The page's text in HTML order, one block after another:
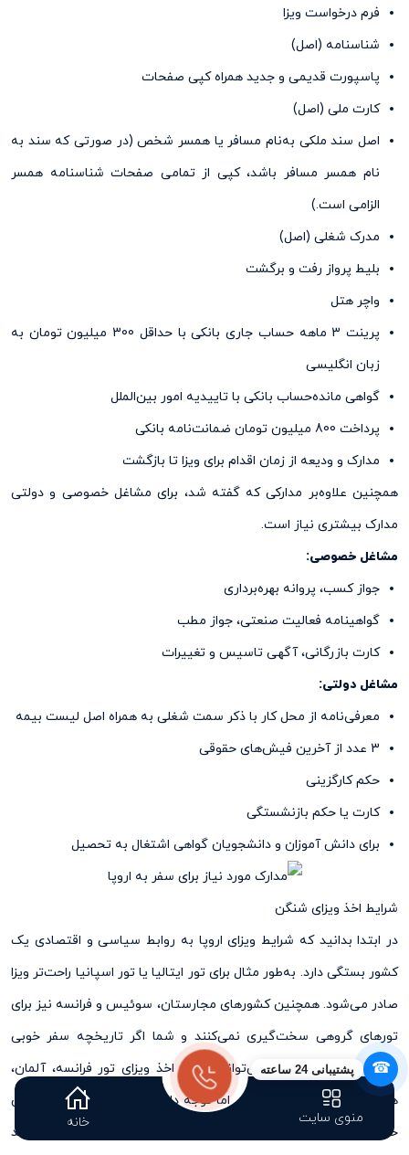
فرم درخواست ویزا
شناسنامه (اصل)
پاسپورت قدیمی ‌و جدید همراه کپی صفحات
کارت ملی (اصل)
اصل سند ملکی به‌نام مسافر یا همسر شخص (در صورتی که سند به
نام همسر مسافر باشد، کپی از تمامی صفحات شناسنامه همسر
الزامی‌ است.)
مدرک شغلی (اصل)
بلیط پرواز رفت و برگشت
واچر هتل
پرینت 3 ماهه حساب جاری بانکی با حداقل 300 میلیون تومان به
زبان انگلیسی
گواهی مانده‌حساب بانکی با تاییدیه امور بین‌الملل
پرداخت 800 میلیون تومان ضمانت‌نامه بانکی
مدارک و ودیعه از زمان اقدام برای ویزا تا بازگشت
همچنین علاوه‌بر مدارکی که گفته شد، برای مشاغل خصوصی و دولتی
مدارک بیشتری نیاز است.
مشاغل خصوصی:
جواز کسب، پروانه بهره‌برداری
گواهینامه فعالیت صنعتی، جواز مطب
کارت بازرگانی، آگهی تاسیس و تغییرات
مشاغل دولتی:
معرفی‌نامه از محل کار با ذکر سمت شغلی به همراه اصل لیست بیمه
3 عدد از آخرین فیش‌های حقوقی
حکم کارگزینی
کارت یا حکم بازنشستگی
برای دانش آموزان و دانشجویان گواهی اشتغال به تحصیل
شرایط اخذ ویزای شنگن
در ابتدا بدانید که شرایط ویزای اروپا به روابط سیاسی و اقتصادی یک
کشور بستگی دارد. به‌طور مثال برای تور ایتالیا یا تور اسپانیا راحت‌‌تر ویزا
صادر می‌شود. همچنین کشور‌های مجارستان، سوئیس و فرانسه نیز برای
تورهای گروهی سخت‌‌گیری نمی‌کنند و شما اگر تاریخچه سفر خوبی
داشته باشید، به‌راحتی می‌توانید جهت اخذ ویزای تور فرانسه، آلمان،
هلند، چک و بلژیک اقدام کنید. اما توجه داشته باشید که هر چه گردش
حساب و تمکن مالی بیشتری داشته و دارای شرایط کاری باثبات و درآمد
منوی سایت خانه
☎ پشتیبانی 24 ساعته